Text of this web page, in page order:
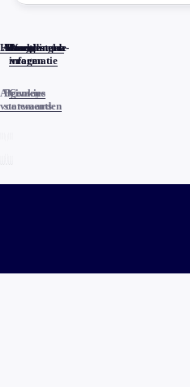
Home
Actueel
Uitzendingen
Reacties
Programma-
informatie
Veelgestelde
vragen
Algemene
voorwaarden
Privacy
statements
Cookies